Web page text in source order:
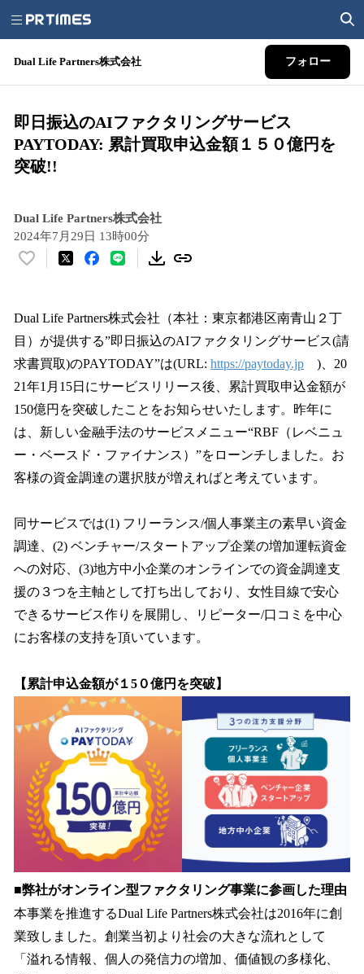
Dual Life Partners株式会社 フォロー
即日振込のAIファクタリングサービス
PAYTODAY: 累計買取申込金額１５０億円を
突破!!
Dual Life Partners株式会社
2024年7月29日 13時00分
い
！
数
を
読
み
込
み
中
で
す
Dual Life Partners株式会社（本社：東京都港区南青山２丁
目）が提供する”即日振込のAIファクタリングサービス(請
求書買取)のPAYTODAY”は(URL: https://paytoday.jp )、20
21年1月15日にサービスリリース後、累計買取申込金額が
150億円を突破したことをお知らせいたします。昨年に
は、新しい金融手法のサービスメニュー“RBF（レベニュ
ー・ベースド・ファイナンス）”をローンチしました。お
客様の資金調達の選択肢が増えればと考えています。
同サービスでは(1) フリーランス/個人事業主の素早い資金
調達、(2) ベンチャー/スタートアップ企業の増加運転資金
への対応、(3)地方中小企業のオンラインでの資金調達支
援の３つを主軸として打ち出しており、女性目線で安心
できるサービス作りを展開し、リピーター/口コミを中心
にお客様の支持を頂いています。
【累計申込金額が１5０億円を突破】
■弊社がオンライン型ファクタリング事業に参画した理由
本事業を推進するDual Life Partners株式会社は2016年に創
業致しました。創業当初より社会の大きな流れとして
「溢れる情報、個人の発信力の増加、価値観の多様化、